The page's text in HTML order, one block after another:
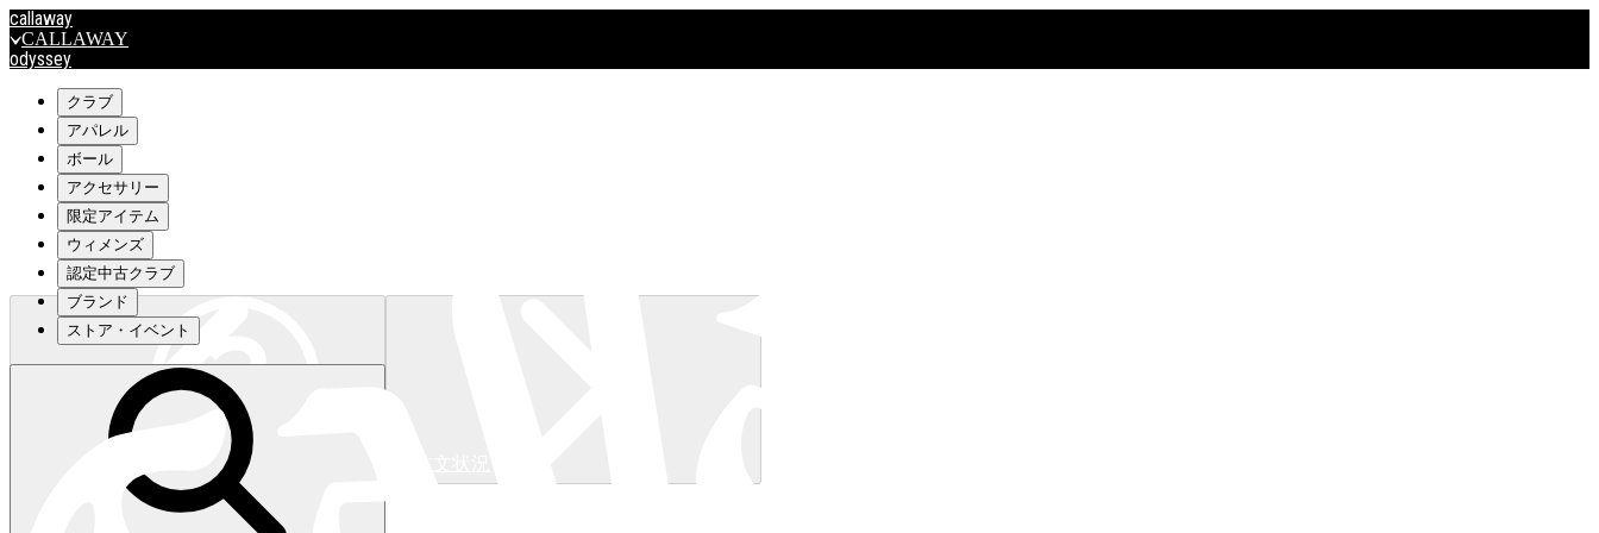
callaway
CALLAWAY
odyssey
travismathew
outlet
OUTLET
キャロウェイアパレルはこちら>>>
キャロウェイアパレルはこちら>>>
クラブ
アパレル
ボール
アクセサリー
限定アイテム
ウィメンズ
認定中古クラブ
ブランド
ストア・イベント